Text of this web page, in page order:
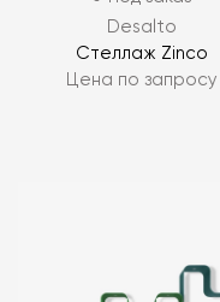
Desalto
Стеллаж Zinco
Цена по запросу